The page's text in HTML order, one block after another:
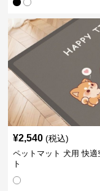
¥2,540 (税込)
ペットマット 犬用 快適
ト